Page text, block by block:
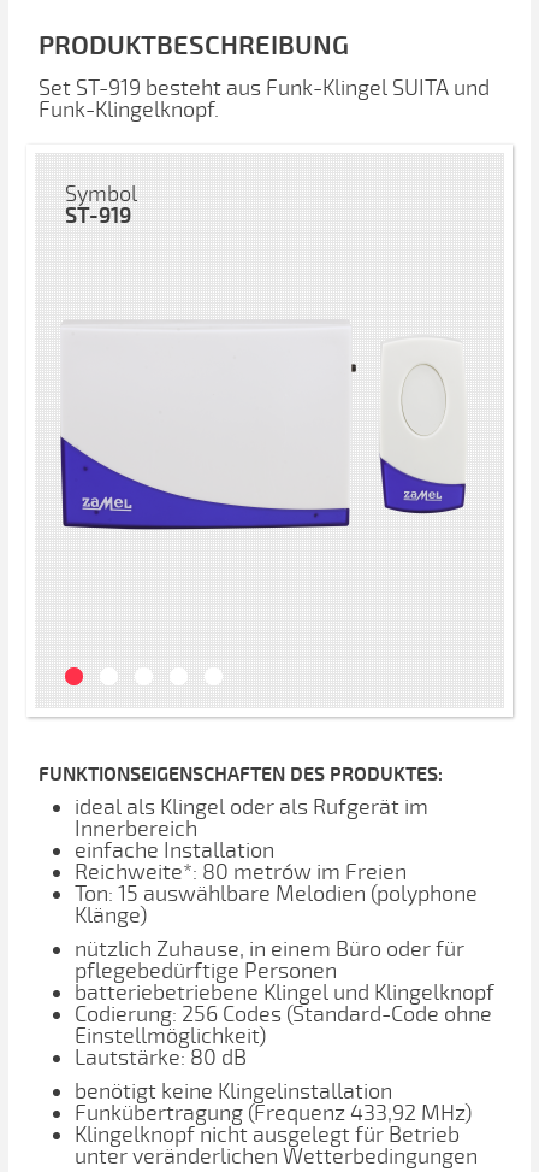
PRODUKTBESCHREIBUNG
Set ST-919 besteht aus Funk-Klingel SUITA und
Funk-Klingelknopf.
Symbol
ST-919
FUNKTIONSEIGENSCHAFTEN DES PRODUKTES:
ideal als Klingel oder als Rufgerät im
Innerbereich
einfache Installation
Reichweite*: 80 metrów im Freien
Ton: 15 auswählbare Melodien (polyphone
Klänge)
nützlich Zuhause, in einem Büro oder für
pflegebedürftige Personen
batteriebetriebene Klingel und Klingelknopf
Codierung: 256 Codes (Standard-Code ohne
Einstellmöglichkeit)
Lautstärke: 80 dB
benötigt keine Klingelinstallation
Funkübertragung (Frequenz 433,92 MHz)
Klingelknopf nicht ausgelegt für Betrieb
unter veränderlichen Wetterbedingungen